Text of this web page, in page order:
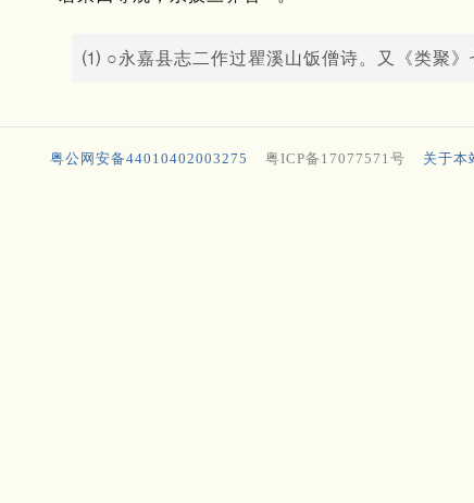
⑴ ○永嘉县志二作过瞿溪山饭僧诗。又《类聚
粤公网安备44010402003275 粤ICP备17077571号 关于本